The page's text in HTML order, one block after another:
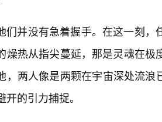
们并没有急着握手。在这一刻，
燥热从指尖蔓延，那是灵魂在
，两人像是两颗在宇宙深处流浪
开的引力捕捉。